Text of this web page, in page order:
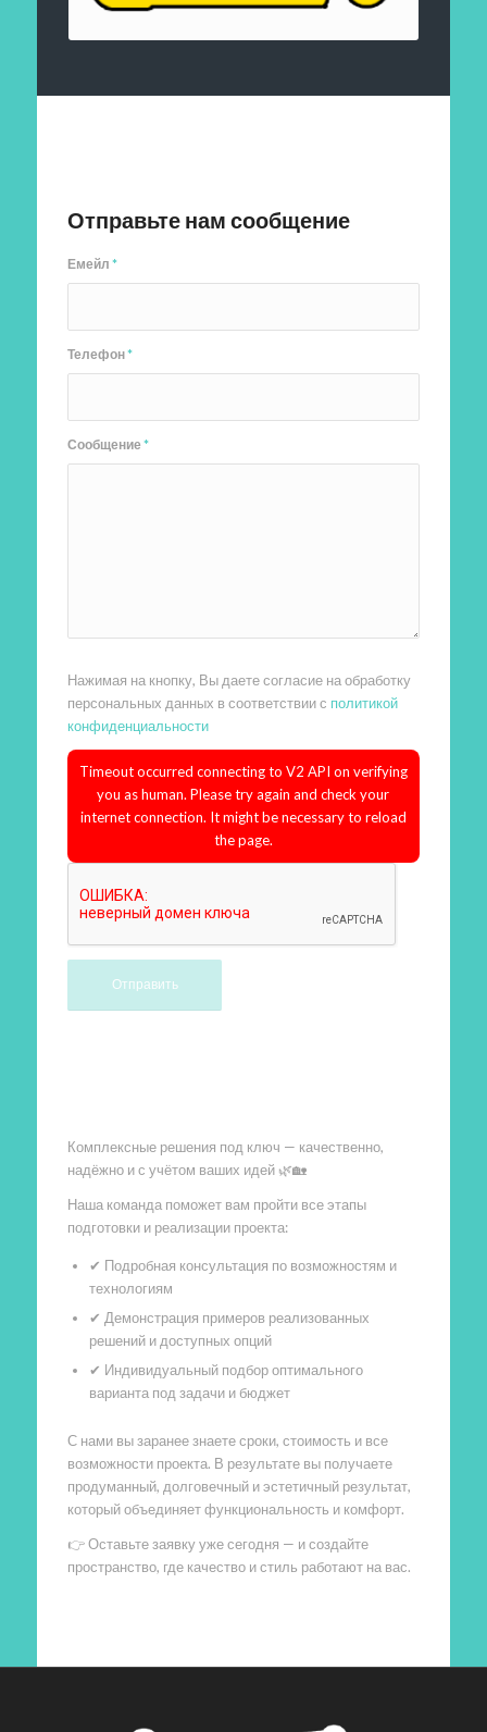
Отправьте нам сообщение
Емейл*
Телефон*
Сообщение*
Нажимая на кнопку, Вы даете согласие на обработку
персональных данных в соответствии с политикой
конфиденциальности
Timeout occurred connecting to V2 API on verifying
you as human. Please try again and check your
internet connection. It might be necessary to reload
the page.
Комплексные решения под ключ — качественно,
надёжно и с учётом ваших идей 🌿🏡
Наша команда поможет вам пройти все этапы
подготовки и реализации проекта:
✔ Подробная консультация по возможностям и
технологиям
✔ Демонстрация примеров реализованных
решений и доступных опций
✔ Индивидуальный подбор оптимального
варианта под задачи и бюджет
С нами вы заранее знаете сроки, стоимость и все
возможности проекта. В результате вы получаете
продуманный, долговечный и эстетичный результат,
который объединяет функциональность и комфорт.
👉 Оставьте заявку уже сегодня — и создайте
пространство, где качество и стиль работают на вас.